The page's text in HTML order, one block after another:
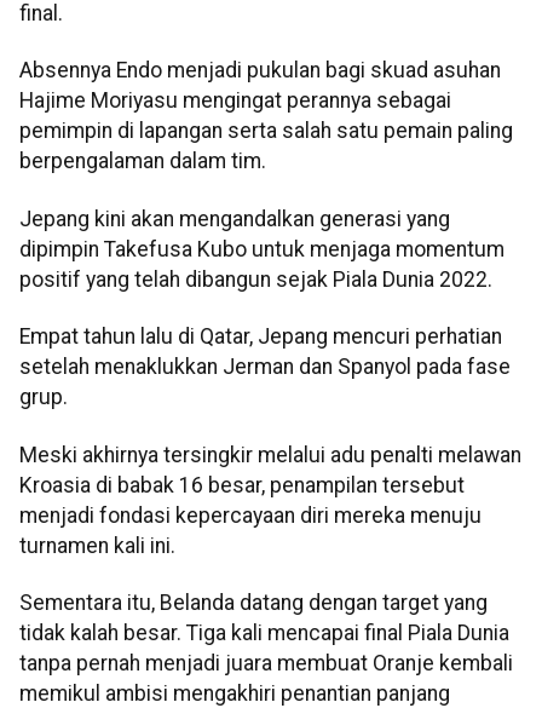
final.
Absennya Endo menjadi pukulan bagi skuad asuhan
Hajime Moriyasu mengingat perannya sebagai
pemimpin di lapangan serta salah satu pemain paling
berpengalaman dalam tim.
Jepang kini akan mengandalkan generasi yang
dipimpin Takefusa Kubo untuk menjaga momentum
positif yang telah dibangun sejak Piala Dunia 2022.
Empat tahun lalu di Qatar, Jepang mencuri perhatian
setelah menaklukkan Jerman dan Spanyol pada fase
grup.
Meski akhirnya tersingkir melalui adu penalti melawan
Kroasia di babak 16 besar, penampilan tersebut
menjadi fondasi kepercayaan diri mereka menuju
turnamen kali ini.
Sementara itu, Belanda datang dengan target yang
tidak kalah besar. Tiga kali mencapai final Piala Dunia
tanpa pernah menjadi juara membuat Oranje kembali
memikul ambisi mengakhiri penantian panjang